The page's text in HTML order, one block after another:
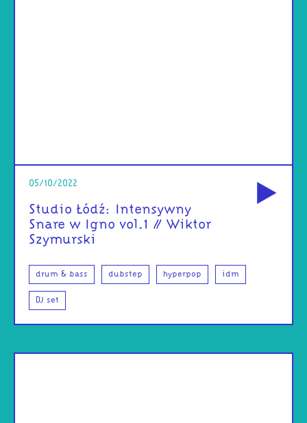
05/10/2022
Studio Łódź: Intensywny
Snare w Igno vol.1 // Wiktor
Szymurski
drum & bass dubstep hyperpop idm
DJ set